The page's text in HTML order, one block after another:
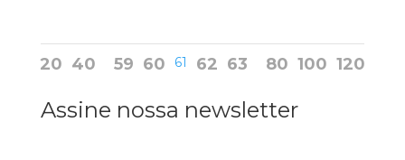
20 40 59 60 61 62 63 80 100 120
Assine nossa newsletter